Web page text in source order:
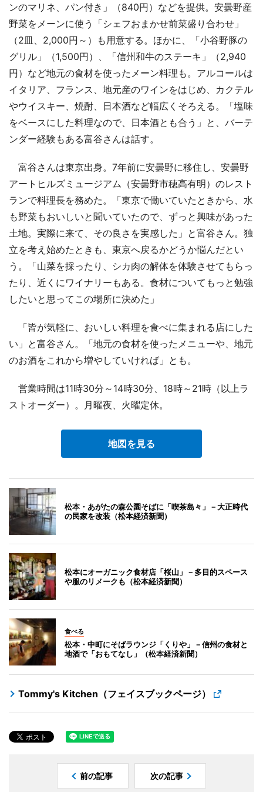
ンのマリネ、パン付き」（840円）などを提供。安曇野産
野菜をメーンに使う「シェフおまかせ前菜盛り合わせ」
（2皿、2,000円～）も用意する。ほかに、「小谷野豚の
グリル」（1,500円）、「信州和牛のステーキ」（2,940
円）など地元の食材を使ったメーン料理も。アルコールは
イタリア、フランス、地元産のワインをはじめ、カクテル
やウイスキー、焼酎、日本酒など幅広くそろえる。「塩味
をベースにした料理なので、日本酒とも合う」と、バーテ
ンダー経験もある富谷さんは話す。
富谷さんは東京出身。7年前に安曇野に移住し、安曇野
アートヒルズミュージアム（安曇野市穂高有明）のレスト
ランで料理長を務めた。「東京で働いていたときから、水
も野菜もおいしいと聞いていたので、ずっと興味があった
土地。実際に来て、その良さを実感した」と富谷さん。独
立を考え始めたときも、東京へ戻るかどうか悩んだとい
う。「山菜を採ったり、シカ肉の解体を体験させてもらっ
たり、近くにワイナリーもある。食材についてもっと勉強
したいと思ってこの場所に決めた」
「皆が気軽に、おいしい料理を食べに集まれる店にした
い」と富谷さん。「地元の食材を使ったメニューや、地元
のお酒をこれから増やしていければ」とも。
営業時間は11時30分～14時30分、18時～21時（以上ラ
ストオーダー）。月曜夜、火曜定休。
地図を見る
松本・あがたの森公園そばに「喫茶島々」－大正時代
の民家を改装（松本経済新聞）
松本にオーガニック食材店「桜山」－多目的スペース
や服のリメークも（松本経済新聞）
食べる
松本・中町にそばラウンジ「くりや」－信州の食材と
地酒で「おもてなし」（松本経済新聞）
Tommy's Kitchen（フェイスブックページ）
前の記事 次の記事